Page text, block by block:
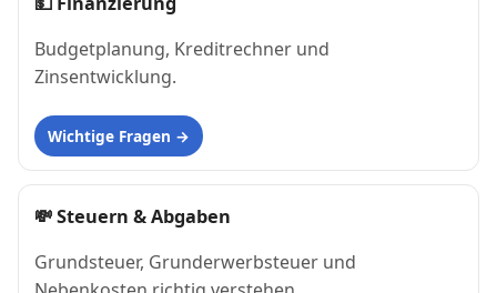
Budgetplanung, Kreditrechner und
Zinsentwicklung.
Wichtige Fragen
💸Steuern & Abgaben
Grundsteuer, Grunderwerbsteuer und